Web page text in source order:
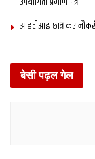
आइटीआइ छात्र कए
बेसी पढ़ल गेल